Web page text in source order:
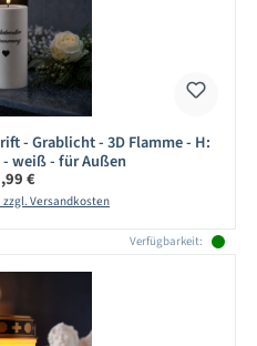
- Grablicht - 3D Flamme - H:
- weiß - für Außen
Preis:
€
zzgl. Versandkosten
Verfügbarkeit: